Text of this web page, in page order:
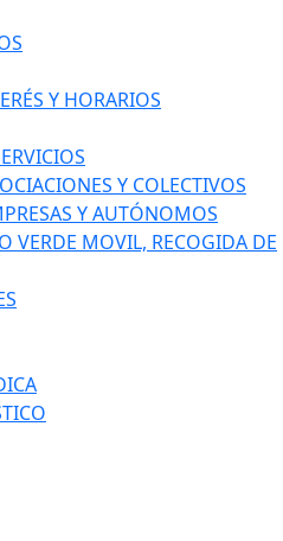
Y HORARIOS
Y COLECTIVOS
Y AUTÓNOMOS
VERDE MOVIL, RECOGIDA DE